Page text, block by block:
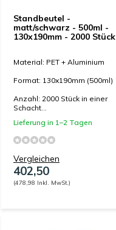
Standbeutel -
matt/schwarz - 500ml -
130x190mm - 2000 Stück
Material: PET + Aluminium
Format: 130x190mm (500ml)
Anzahl: 2000 Stück in einer
Schacht...
Lieferung in 1–2 Tagen
Vergleichen
402,50
(478,98 Inkl. MwSt.)